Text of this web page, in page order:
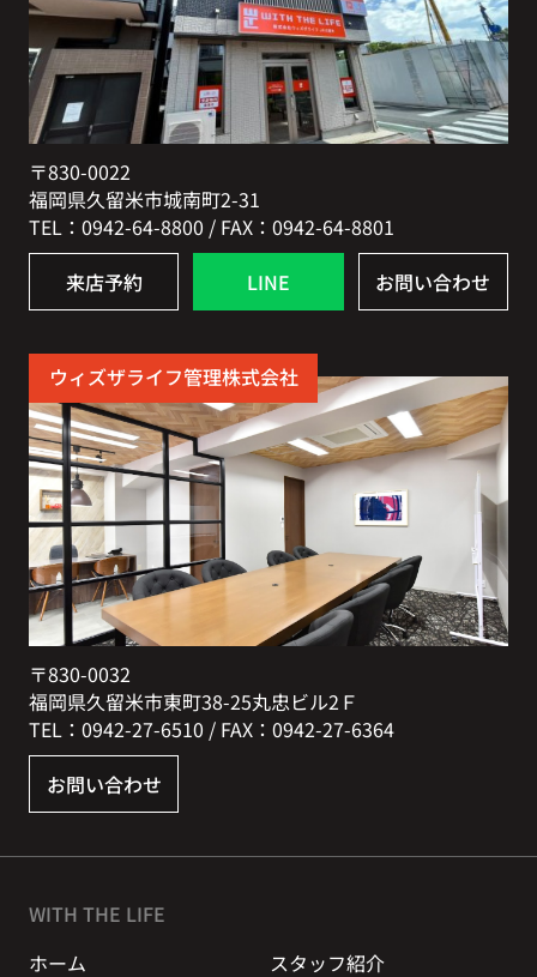
〒830-0022
福岡県久留米市城南町2-31
TEL：0942-64-8800 / FAX：0942-64-8801
来店予約 LINE お問い合わせ
ウィズザライフ管理株式会社
〒830-0032
福岡県久留米市東町38-25丸忠ビル2Ｆ
TEL：0942-27-6510 / FAX：0942-27-6364
お問い合わせ
WITH THE LIFE
ホーム
スタッフ紹介